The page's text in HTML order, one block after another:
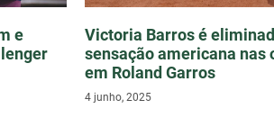
e
Victoria Barros é
sensação americana nas
em Roland Garros
4 junho, 2025